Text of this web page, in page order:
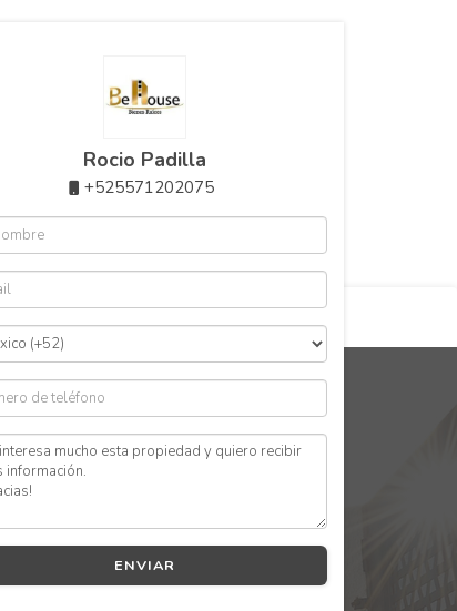
contacto@behouse.mx
www.behouse.mx
con BeHouse
MXNen
Rocio Padilla
+525571202075